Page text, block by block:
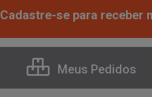
Cadastre-se para receber
Meus Pedidos